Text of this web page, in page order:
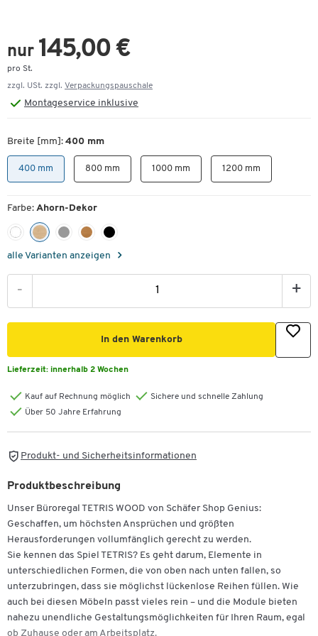
nur 145,00 €
pro St.
zzgl. USt. zzgl. Verpackungspauschale
Montageservice inklusive
Breite [mm]: 400 mm
400 mm 800 mm 1000 mm 1200 mm
Farbe: Ahorn-Dekor
alle Varianten anzeigen
- +
In den Warenkorb
Lieferzeit: innerhalb 2 Wochen
Kauf auf Rechnung möglich
Sichere und schnelle Zahlung
Über 50 Jahre Erfahrung
Produkt- und Sicherheitsinformationen
Produktbeschreibung
Unser Büroregal TETRIS WOOD von Schäfer Shop Genius:
Geschaffen, um höchsten Ansprüchen und größten
Herausforderungen vollumfänglich gerecht zu werden.
Sie kennen das Spiel TETRIS? Es geht darum, Elemente in
unterschiedlichen Formen, die von oben nach unten fallen, so
unterzubringen, dass sie möglichst lückenlose Reihen füllen. Wie
auch bei diesen Möbeln passt vieles rein – und die Module bieten
nahezu unendliche Gestaltungsmöglichkeiten für Ihren Raum, egal
ob Zuhause oder am Arbeitsplatz.